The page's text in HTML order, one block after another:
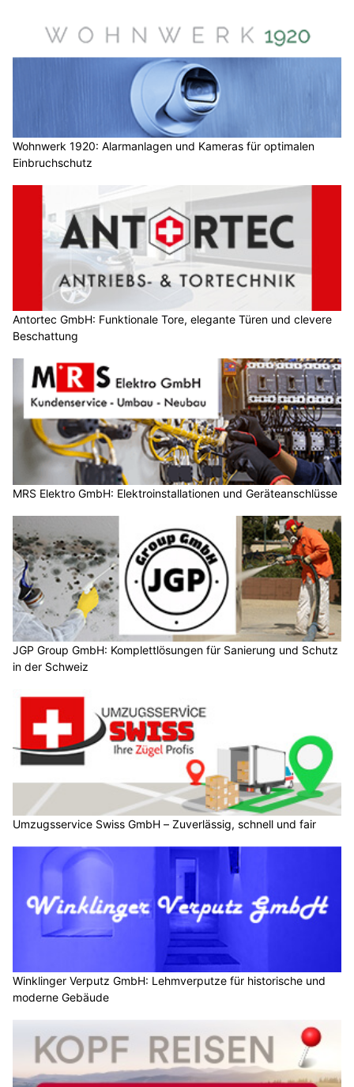
Wohnwerk 1920: Alarmanlagen und Kameras für optimalen
Einbruchschutz
Antortec GmbH: Funktionale Tore, elegante Türen und clevere
Beschattung
MRS Elektro GmbH: Elektroinstallationen und Geräteanschlüsse
JGP Group GmbH: Komplettlösungen für Sanierung und Schutz
in der Schweiz
Umzugsservice Swiss GmbH – Zuverlässig, schnell und fair
Winklinger Verputz GmbH: Lehmverputze für historische und
moderne Gebäude